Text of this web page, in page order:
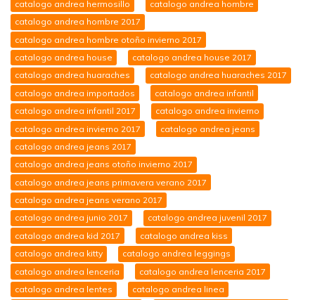
catalogo andrea hermosillo
catalogo andrea hombre
catalogo andrea hombre 2017
catalogo andrea hombre otoño invierno 2017
catalogo andrea house
catalogo andrea house 2017
catalogo andrea huaraches
catalogo andrea huaraches 2017
catalogo andrea importados
catalogo andrea infantil
catalogo andrea infantil 2017
catalogo andrea invierno
catalogo andrea invierno 2017
catalogo andrea jeans
catalogo andrea jeans 2017
catalogo andrea jeans otoño invierno 2017
catalogo andrea jeans primavera verano 2017
catalogo andrea jeans verano 2017
catalogo andrea junio 2017
catalogo andrea juvenil 2017
catalogo andrea kid 2017
catalogo andrea kiss
catalogo andrea kitty
catalogo andrea leggings
catalogo andrea lenceria
catalogo andrea lenceria 2017
catalogo andrea lentes
catalogo andrea linea